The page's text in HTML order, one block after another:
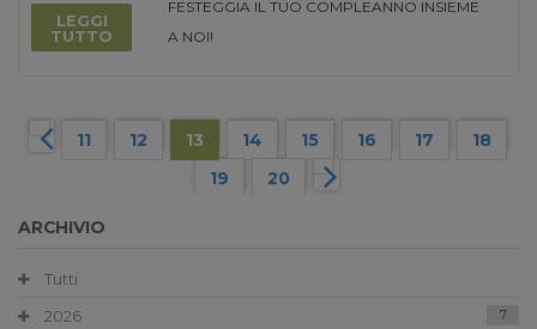
LEGGI
TUTTO
FESTEGGIA IL TUO COMPLEANNO INSIEME
A NOI!
11 12 13 14 15 16 17
18
19
20
ARCHIVIO
Tutti
2026
7